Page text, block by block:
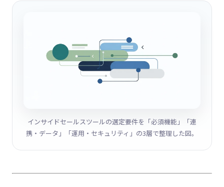
インサイドセールスツールの選定要件を「必須機能」「連
携・データ」「運用・セキュリティ」の3層で整理した図。